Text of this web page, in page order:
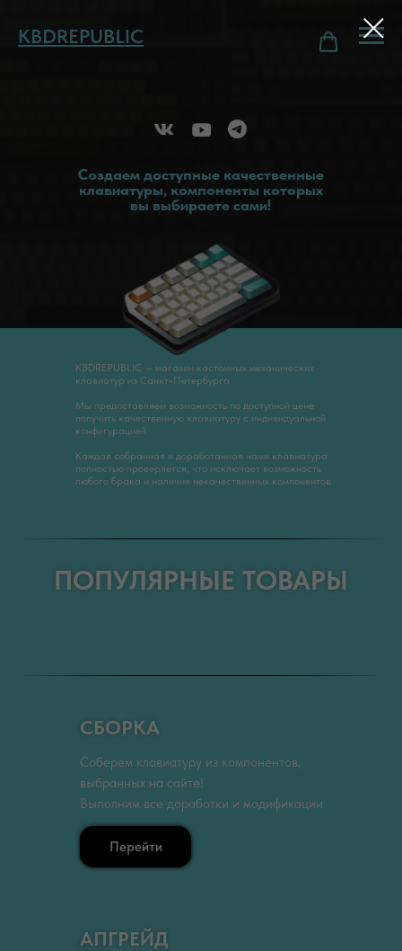
KBDREPUBLIC
KBDREPUBLIC — магазин кастомных механических
клавиатур из Санкт-Петербурга
Мы предоставляем возможность по доступной цене
получить качественную клавиатуру с индивидуальной
конфигурацией
Каждая собранная и доработанная нами клавиатура
полностью проверяется, что исключает возможность
любого брака и наличия некачественных компонентов
Создаем доступные качественные
клавиатуры, компоненты которых
вы выбираете сами!
ПОПУЛЯРНЫЕ ТОВАРЫ
СБОРКА
Соберем клавиатуру из компонентов,
выбранных на сайте!
Выполним все доработки и модификации
АПГРЕЙД
Перейти